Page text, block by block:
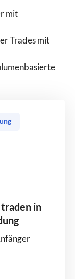
mit
Trades mit
in